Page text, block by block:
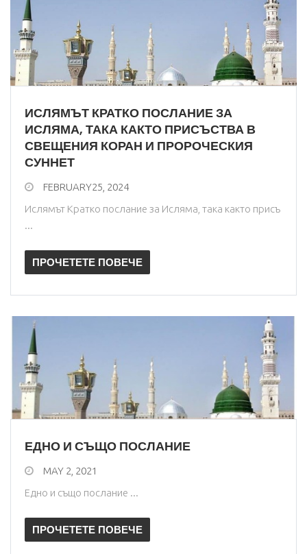
ИСЛЯМЪТ КРАТКО ПОСЛАНИЕ ЗА
ИСЛЯМА, ТАКА КАКТО ПРИСЪСТВА В
СВЕЩЕНИЯ КОРАН И ПРОРОЧЕСКИЯ
СУННЕТ
FEBRUARY25, 2024
Ислямът Кратко послание за Исляма, така както присъ
...
ПРОЧЕТЕТЕ ПОВЕЧЕ
ЕДНО И СЪЩО ПОСЛАНИЕ
MAY 2, 2021
Едно и също послание ...
ПРОЧЕТЕТЕ ПОВЕЧЕ